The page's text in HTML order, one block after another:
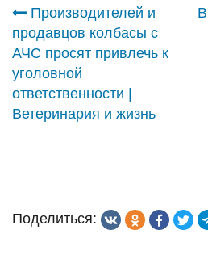
Навигация
по
записям
Производителей и
продавцов колбасы с
АЧС просят привлечь к
уголовной
ответственности |
Ветеринария и жизнь
Поделиться: